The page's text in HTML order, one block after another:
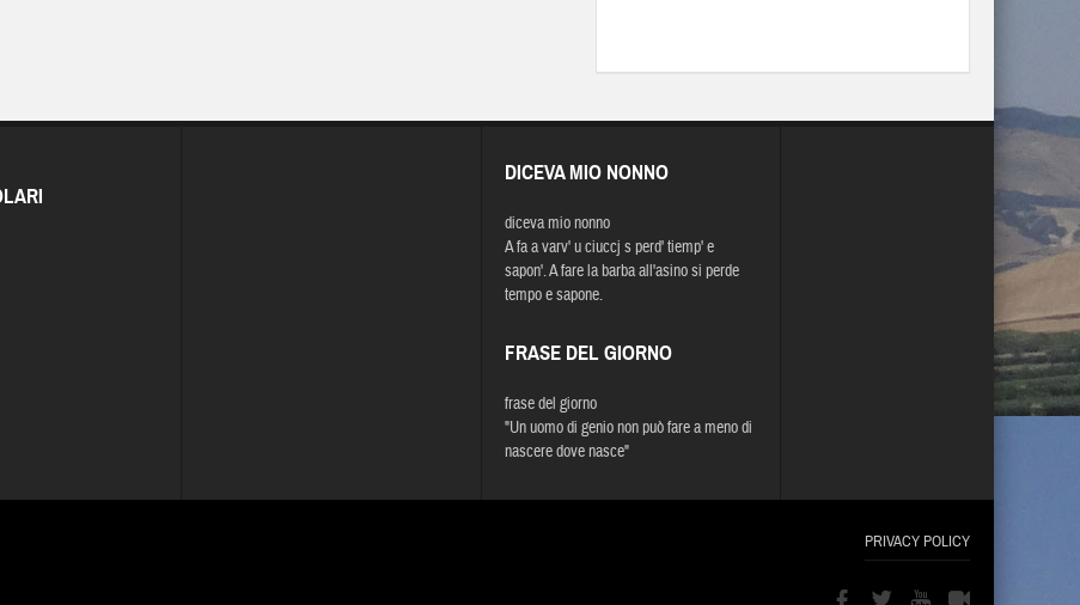
DICEVA MIO NONNO
diceva mio nonno
A fa a varv' u ciuccj s perd' tiemp' e
sapon'. A fare la barba all'asino si perde
tempo e sapone.
FRASE DEL GIORNO
frase del giorno
"Un uomo di genio non può fare a meno di
nascere dove nasce"
PRIVACY POLICY